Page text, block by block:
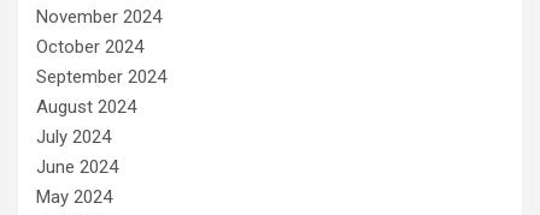
November 2024
October 2024
September 2024
August 2024
July 2024
June 2024
May 2024